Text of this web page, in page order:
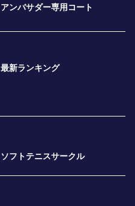
アンバサダー専用コート
最新ランキング
ソフトテニスサークル